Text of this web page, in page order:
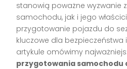
stanowią poważne wyzwanie
samochodu, jak i jego
przygotowanie pojazdu do
kluczowe dla bezpieczeństwa
artykule omówimy
przygotowania samochodu